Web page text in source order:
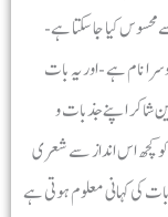
کیا جا سکتا ہے-
نام ہے -اور یہ بات
شاکر اپنے جذبات و
کچھ اس انداز سے شعری
کی کہانی معلوم ہوتی ہے